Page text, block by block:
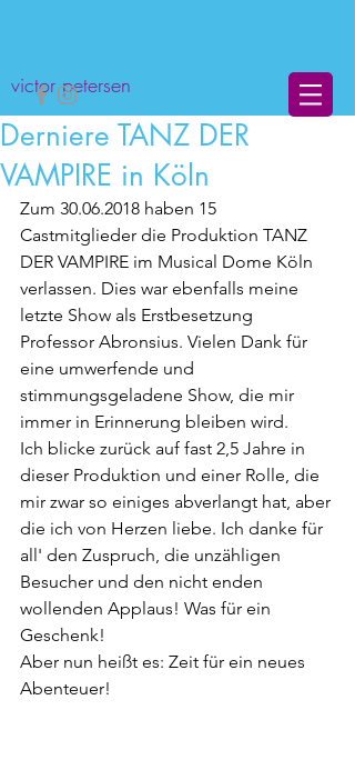
victor petersen
Derniere TANZ DER
VAMPIRE in Köln
Zum 30.06.2018 haben 15
Castmitglieder die Produktion TANZ
DER VAMPIRE im Musical Dome Köln
verlassen. Dies war ebenfalls meine
letzte Show als Erstbesetzung
Professor Abronsius. Vielen Dank für
eine umwerfende und
stimmungsgeladene Show, die mir
immer in Erinnerung bleiben wird.
Ich blicke zurück auf fast 2,5 Jahre in
dieser Produktion und einer Rolle, die
mir zwar so einiges abverlangt hat, aber
die ich von Herzen liebe. Ich danke für
all' den Zuspruch, die unzähligen
Besucher und den nicht enden
wollenden Applaus! Was für ein
Geschenk!
Aber nun heißt es: Zeit für ein neues
Abenteuer!